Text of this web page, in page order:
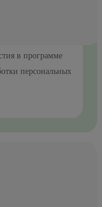
в программе
персональных